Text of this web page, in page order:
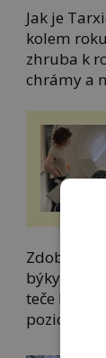
Jak je
kolem
zhruba k
chrámy a
Zdobí je
býky
teče krev.
pozici